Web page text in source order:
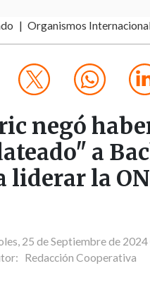
Organismos
negó
a
liderar la
25 de Septiembre de 2024
Redacción Cooperativa